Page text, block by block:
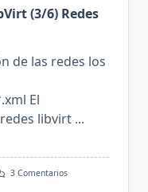
(3/6) Redes
de las redes los
El
libvirt ...
3 ComentariosEn